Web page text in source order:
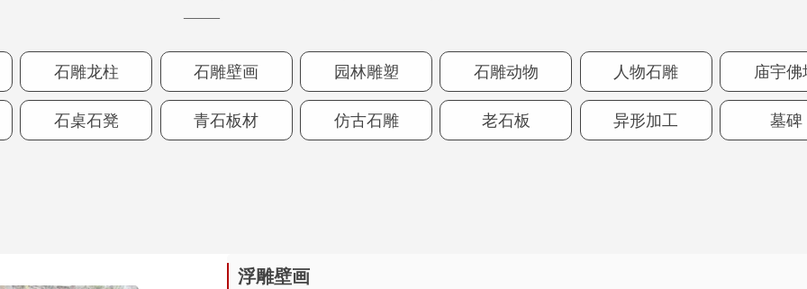
——
石雕龙柱 石雕壁画 园林雕塑 石雕动物 人物石雕 庙宇佛
石桌石凳 青石板材 仿古石雕 老石板 异形加工 墓碑
浮雕壁画